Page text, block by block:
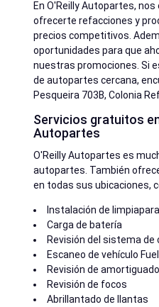
En O'Reilly Autopartes,
ofrecerte refacciones y
precios competitivos.
oportunidades para que
nuestras promociones. Si
de autopartes cercana,
Pesqueira 703B, Colonia
Servicios gratuitos
Autopartes
O'Reilly Autopartes es
autopartes. También
en todas sus ubicaciones,
Instalación de
Carga de batería
Revisión del sistema de
Escaneo de vehículo
Revisión de
Revisión de focos
Abrillantado de llantas